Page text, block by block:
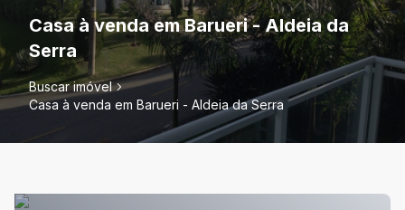
Casa à venda em Barueri - Aldeia da
Serra
Buscar imóvel
Casa à venda em Barueri - Aldeia da Serra